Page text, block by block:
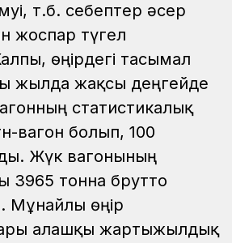
т.б. себептер әсер
жоспар түгел
өңірдегі тасымал
жылда жақсы деңгейде
статистикалық
вагон болып, 100
Жүк вагонының
3965 тонна брутто
Мұнайлы өңір
алғашқы жартыжылдық